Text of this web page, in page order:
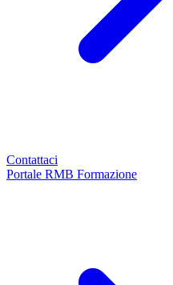
Contattaci
Portale RMB Formazione